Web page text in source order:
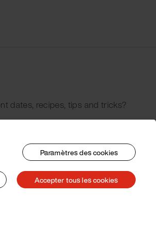
dates, recipes, tips and tricks?
Paramètres des cookies
Accepter tous les cookies